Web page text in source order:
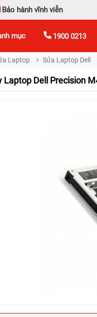
Bảo hành vĩnh viễn
mục 1900 0213
Laptop Sửa Laptop Dell
Laptop Dell Precision